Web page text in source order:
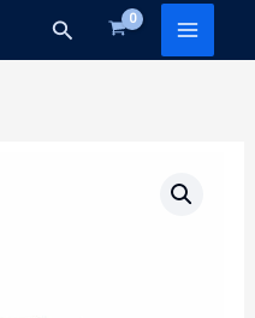
Search